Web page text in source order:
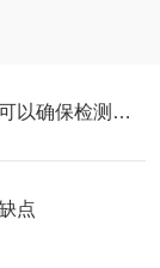
正确使用科玛嘉显色培养基才可以确保检测结果的准确性和可重复性
点